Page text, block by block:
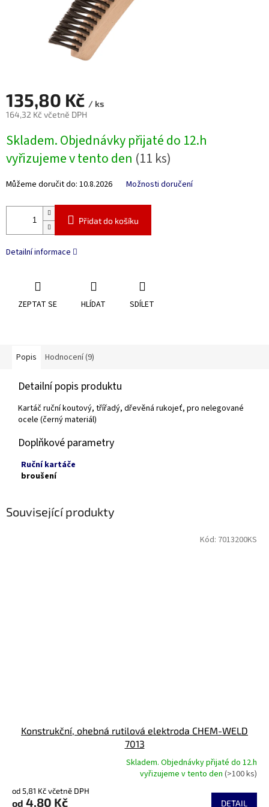
135,80 Kč / ks
164,32 Kč včetně DPH
cena:
Skladem. Objednávky přijaté do 12.h
vyřizujeme v tento den (11 ks)
Můžeme doručit do: 10.8.2026 Možnosti doručení
Přidat do košíku
Detailní informace
ZEPTAT SE HLÍDAT SDÍLET
Popis Hodnocení (9)
Detailní popis produktu
Kartáč ruční koutový, třířadý, dřevěná rukojeť, pro nelegované
ocele (černý materiál)
Doplňkové parametry
Ruční kartáče
broušení
Související produkty
Konstrukční, ohebná rutilová elektroda CHEM-WELD
7013
produktu
je
Skladem. Objednávky přijaté do 12.h
vyřizujeme v tento den(>100 ks)
od 5,81 Kč včetně DPH
od 4,80 Kč DETAIL
Kód: 7013200KS